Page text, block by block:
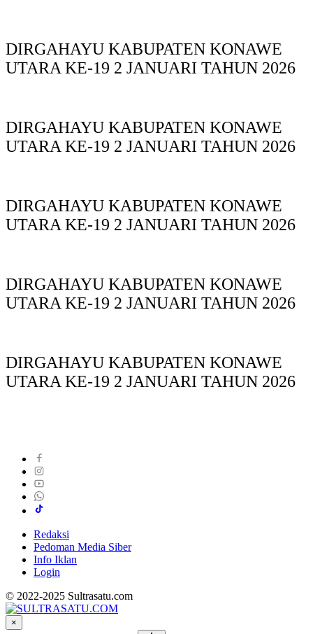
DIRGAHAYU KABUPATEN KONAWE
UTARA KE-19 2 JANUARI TAHUN 2026
DIRGAHAYU KABUPATEN KONAWE
UTARA KE-19 2 JANUARI TAHUN 2026
DIRGAHAYU KABUPATEN KONAWE
UTARA KE-19 2 JANUARI TAHUN 2026
DIRGAHAYU KABUPATEN KONAWE
UTARA KE-19 2 JANUARI TAHUN 2026
DIRGAHAYU KABUPATEN KONAWE
UTARA KE-19 2 JANUARI TAHUN 2026
Redaksi
Pedoman Media Siber
Info Iklan
Login
© 2022-2025 Sultrasatu.com
×